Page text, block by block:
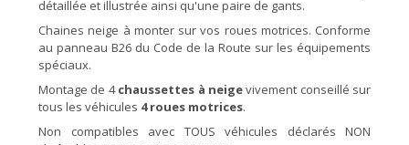
détaillée et illustrée ainsi qu'une paire de gants.
Chaines neige à monter sur vos roues motrices. Conforme
au panneau B26 du Code de la Route sur les équipements
spéciaux.
Montage de 4chaussettes à neigevivement conseillé sur
tous les véhicules 4 roues motrices.
Non compatibles avec TOUS véhicules déclarés NON